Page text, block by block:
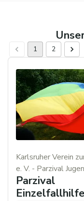
1 2
Karlsruher Verein
e. V. - Parzival
Parzival